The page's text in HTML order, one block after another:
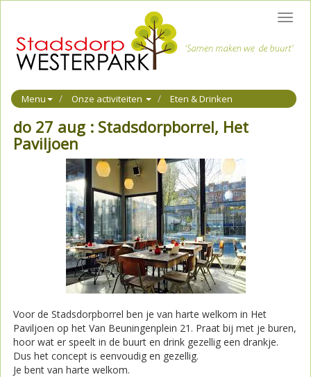
Menu Onze activiteiten Eten & Drinken
do 27 aug : Stadsdorpborrel, Het
Paviljoen
Voor de Stadsdorpborrel ben je van harte welkom in Het
Paviljoen op het Van Beuningenplein 21. Praat bij met je buren,
hoor wat er speelt in de buurt en drink gezellig een drankje.
Dus het concept is eenvoudig en gezellig.
Je bent van harte welkom.